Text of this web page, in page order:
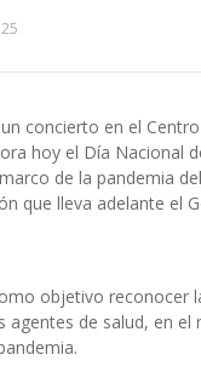
concierto en el
hoy el Día Nacional
de la pandemia
que lleva adelante el
objetivo reconocer
agentes de salud, en el